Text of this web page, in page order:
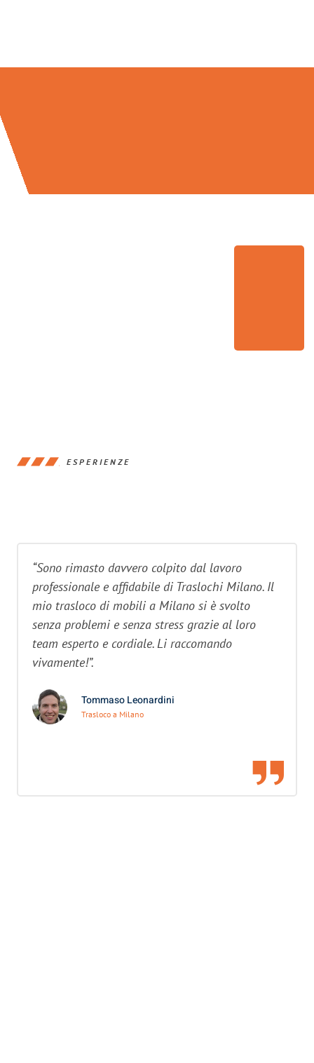
ESPERIENZE
“Sono rimasto davvero colpito dal lavoro
professionale e affidabile di Traslochi Milano. Il
mio trasloco di mobili a Milano si è svolto
senza problemi e senza stress grazie al loro
team esperto e cordiale. Li raccomando
vivamente!”.
Tommaso Leonardini
Trasloco a Milano